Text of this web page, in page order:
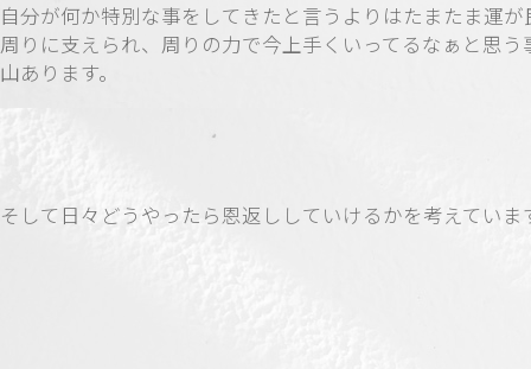
自分が何か特別な事をしてきたと言うよりはたまたま運が
周りに支えられ、周りの力で今上手くいってるなぁと思う
山あります。
そして日々どうやったら恩返ししていけるかを考えていま